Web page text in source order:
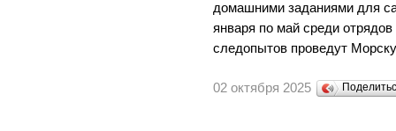
домашними заданиями для
января по май среди
следопытов проведут
02 октября 2025